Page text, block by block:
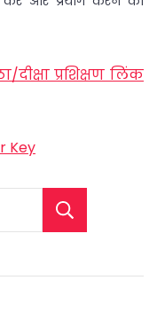
दीक्षा प्रशिक्षण लिंक
Key